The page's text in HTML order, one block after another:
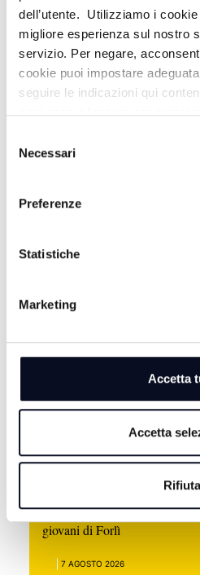
dell’utente. Utilizziamo i
migliore esperienza sul nostro
servizio. Per negare,
cookie puoi impostare
seguire le indicazioni qui
ogni caso a leggere per
delNecessari
Preferenze
Statistiche
Marketing
Accetta
Accetta
Rifiuta
CERVIA: Svolta
giovani di Forlì
7 AGOSTO 2026